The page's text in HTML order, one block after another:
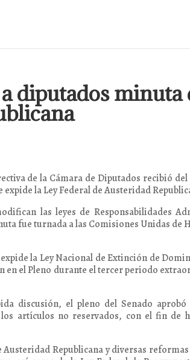
diputados minuta
de la Cámara de Diputados recibió
la Ley Federal de Austeridad
las leyes de Responsabilidades
fue turnada a las Comisiones Unidas de
la Ley Nacional de Extinción de
en el Pleno durante el tercer periodo
discusión, el pleno del Senado
artículos no reservados, con el fin de
Austeridad Republicana y diversas